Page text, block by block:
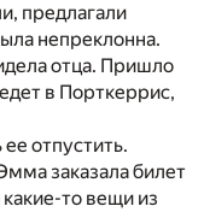
предлагали
непреклонна.
отца. Пришло
в Порткеррис,
отпустить.
заказала билет
то вещи из